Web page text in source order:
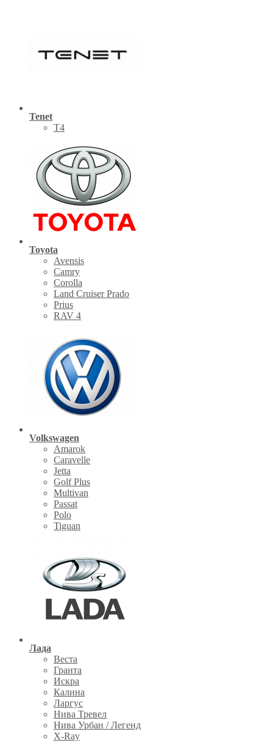
Tenet
Т4
Toyota
Avensis
Camry
Corolla
Land Cruiser Prado
Prius
RAV 4
Volkswagen
Amarok
Caravelle
Jetta
Golf Plus
Multivan
Passat
Polo
Tiguan
Лада
Веста
Гранта
Искра
Калина
Ларгус
Нива Тревел
Нива Урбан / Легенд
X-Ray